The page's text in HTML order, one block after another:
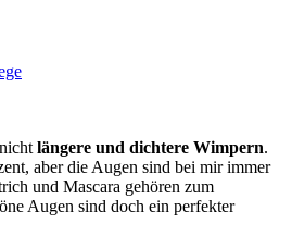
längere und dichtere Wimpern.
aber die Augen sind bei mir immer
und Mascara gehören zum
Augen sind doch ein perfekter